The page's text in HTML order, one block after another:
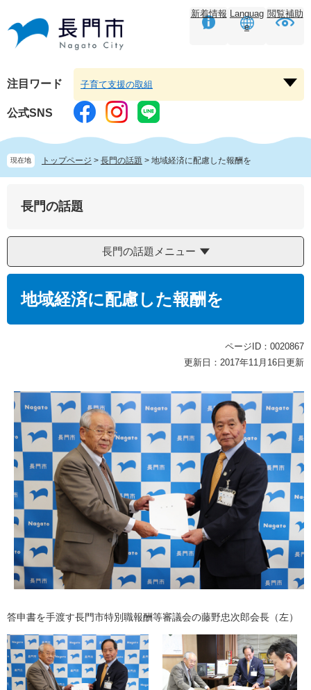
頭
す。
飛
し
本
文
へ
新着情報 Languag
e
閲覧補助
注目ワード
ー
子育て支援の取組
公式SNS
現在地 トップページ > 長門の話題 > 地域経済に配慮した報酬を
長門の話題
長門の話題メニュー
地域経済に配慮した報酬を
ページID：0020867
更新日：2017年11月16日更新
答申書を手渡す長門市特別職報酬等審議会の藤野忠次郎会長（左）